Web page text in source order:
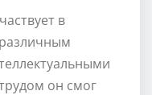
в
он смог